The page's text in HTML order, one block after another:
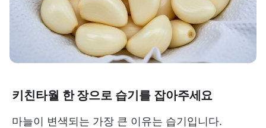
키친타월 한 장으로 습기를 잡아주세요
마늘이 변색되는 가장 큰 이유는 습기입니다.